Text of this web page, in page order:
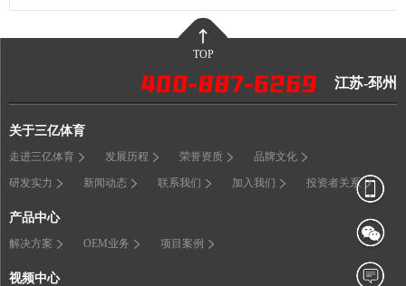
TOP
江苏-邳州
关于三亿体育
走进三亿体育 发展历程 荣誉资质 品牌文化
研发实力 新闻动态 联系我们 加入我们 投资者关系
产品中心
解决方案 OEM业务 项目案例
视频中心